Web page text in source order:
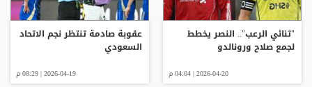
"ثنائي الرعب".. النصر يخطط
لجمع صلاح ورونالدو
2026-04-20 | 04:04 م
عقوبة صادمة تنتظر نجم الاتحاد
السعودي
2026-04-19 | 08:29 م